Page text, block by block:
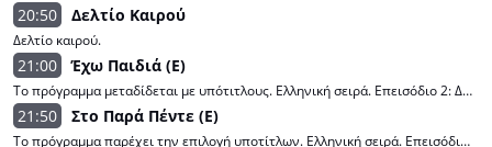
20:50 Δελτίο Καιρού
Δελτίο καιρού.
21:00 Έχω Παιδιά (Ε)
Το πρόγραμμα μεταδίδεται με υπότιτλους. Ελληνική σειρά. Επεισόδιο 2: Δουλειές. Ο Μιχάλης και η Σάρα πνίγονται μέσα στον κόσμο των επιπλέον δουλειών που έρχονται μαζί με τα παιδιά. Η Σάρα αποφασίζει να επιστρέψει και πάλι στον εργασιακό στίβο και ζητάει τη βοήθεια των κοντινών της προσώπων. Ο Μιχάλης και ο Σταύρος αναλαμβάνουν να κάνουν μία σχολική εργασία του Τάσου αντί για εκείνον. Πρωταγωνιστούν: Ευγενία Σαμαρά, Βασίλης Μαυρογεωργίου, Αθηνά Οικονομάκου, Νικόλας Παπαδομιχελάκης, Λάμπρος Φισφής, Μάκης Παπασημακόπουλος, Ανθή Ευστρατιάδου, Θεανώ Κλάδη, Γιάννης Τσουμαράκης. Στον ρόλο της Αντιγόνης, Μπέσσυ Μάλφα. Στον ρόλο του κυρ-Στέλιου, Ερρίκος Λίτσης. Και τα παιδιά: Αμαρυλλίς Καπίρη, Κωνσταντίνος Κουρογένης - Κολτσής, Νικόλας Αλαφάκης. Σενάριο: Λάμπρος Φισφής. Σκηνοθεσία: Διονύσης Φερεντίνος. Διευθυντής Φωτογραφίας: Άκης Γεωργίου. Ενδυματολόγος: Κατερίνα Τσακότα. Σκηνογράφος: Τζοβάνι Τζανετής. Executive producers: Παναγιώτης Παπαχατζής-Κώστας Σάκκαρης. Εκτέλεση Παραγωγής: Αργοναύτες Α.Ε. Παραγωγή: ALTER EGO MEDIA- MEGA 2024-2025.
21:50 Στο Παρά Πέντε (Ε)
Το πρόγραμμα παρέχει την επιλογή υποτίτλων. Ελληνική σειρά. Επεισόδιο 02. Η Ντάλια, ο Σπύρος, η Ζουμπουλία, η Αγγέλα και ο Φώτης χωρίς να το παραδέχονται έχουν κάποιο λόγο να θέλουν να λύσουν το μυστήριο. Η ομάδα δημιουργείται. Οι κακοί δεν αργούν να αντιληφθούν ότι υπάρχουν μάρτυρες και αποφασίζουν να τους βγάλουν απ' τη μέση. Η ομάδα επισκέπτεται τη γραμματέα του υπουργού. Πρωταγωνιστούν: Σμαράγδα Καρύδη (Ντάλια), Ελισάβετ Κωνσταντινίδου (Ζουμπουλία), Γιώργος Καπουτζίδης (Σπύρος), Αργύρης Αγγέλου (Φώτης), Αγγελική Λάμπρη (Αγγέλα), Ειρήνη Κουμαριανού (Σοφία), Παύλος Ορκόπουλος (Θωμάς), Ελένη Κρίτα (Μαριλένα), Μιχάλης Μαρίνος (Αλέξης), Μελίνα Κυριακοπούλου (Φρίντα), Έφη Παπαθεοδώρου (Θεοπούλα), Ιωσήφ Ιωσηφίδης (Αβραάμ), Δημήτρης Πετρόπουλος (Πρωθυπουργός), Γεράσιμος Μιχελής (Αντρέας), Πατρίκιος Κωστής (Νίκος), Θοδωρής Ανθόπουλος (Τίμος). Στο ρόλο του υπουργού, ο Άλκης Παναγιωτίδης, Βασίλης, ο Μάνος Πίντζης. Σενάριο: Γιώργος Καπουτζίδης. Σκηνοθεσία: Αντώνης Αγγελόπουλος. Διεύθυνση φωτογραφίας: Άκης Γεωργίου. Σκηνογραφία: Γιούλα Ζωιοπούλου. Ενδυματολόγος: Μαρία Τσαμουδάκη. Μακιγιάζ: Βάσω Πίτσικα. Κομμώσεις: Κωνσταντίνα Ρούσσου. Ήχος: Γιώργος Κωνσταντινέας. Οργάνωση εκτέλεσης παραγωγής: Δημήτρης Τζιτζικάκης. Διεύθυνση εκτέλεσης παραγωγής: Μαρία Μαντάλα. Μοντάζ: Γιώργος Ζάρρας. Μουσική επιμέλεια: Ασημάκης Κοντογιάννης. Εκτέλεση παραγωγής: STUDIO ATA.